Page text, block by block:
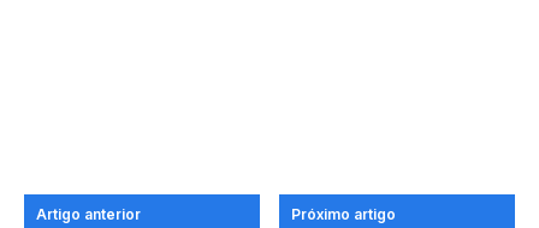
Artigo anterior Próximo artigo